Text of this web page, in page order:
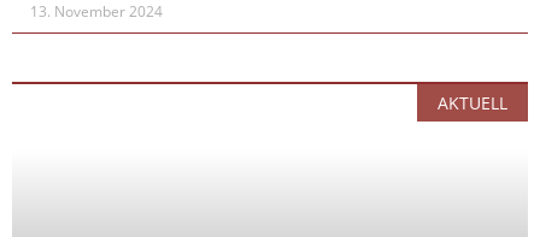
13. November 2024
AKTUELL